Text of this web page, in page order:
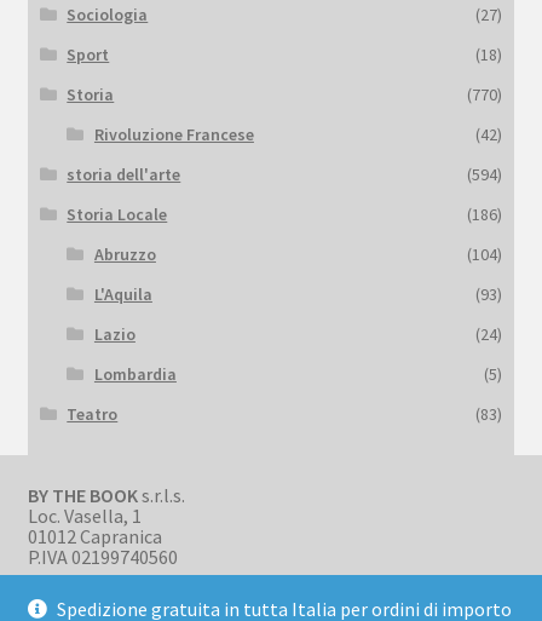
Spedizione gratuita in tutta Italia per ordini di importo
Sociologia
(27)
Sport
(18)
Storia
(770)
Rivoluzione Francese
(42)
storia dell'arte
(594)
Storia Locale
(186)
Abruzzo
(104)
L'Aquila
(93)
Lazio
(24)
Lombardia
(5)
Teatro
(83)
BY THE BOOKs.r.l.s.
Loc. Vasella, 1
01012 Capranica
P.IVA 02199740560